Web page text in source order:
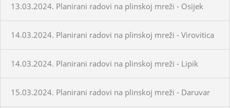
13.03.2024. Planirani radovi na plinskoj mreži - Osijek
14.03.2024. Planirani radovi na plinskoj mreži - Virovitica
14.03.2024. Planirani radovi na plinskoj mreži - Lipik
15.03.2024. Planirani radovi na plinskoj mreži - Daruvar